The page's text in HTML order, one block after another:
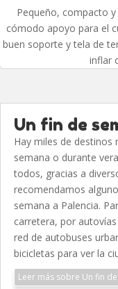
Pequeño, compacto
cómodo apoyo para el
buen soporte y tela de
inflar
Un fin de
Hay miles de destinos
semana o durante
todos, gracias a
recomendamos
semana a Palencia.
carretera, por
red de autobuses
bicicletas para ver la
Leer más sobre Un fin